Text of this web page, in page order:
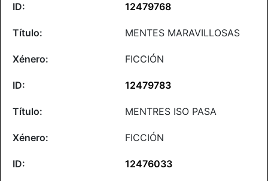
12479768
MENTES MARAVILLOSAS
FICCIÓN
12479783
MENTRES ISO PASA
FICCIÓN
12476033